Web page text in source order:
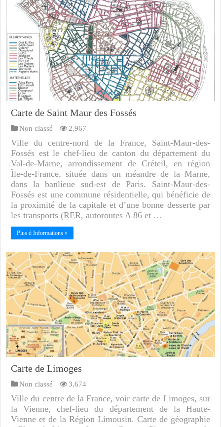
Carte de Saint Maur des Fossés
Non classé 2,967
Ville du centre-nord de la France, Saint-Maur-des-
Fossés est le chef-lieu de canton du département du
Val-de-Marne, arrondissement de Créteil, en région
Île-de-France, située dans un méandre de la Marne,
dans la banlieue sud-est de Paris. Saint-Maur-des-
Fossés est une commune résidentielle, qui bénéficie de
la proximité de la capitale et d’une bonne desserte par
les transports (RER, autoroutes A 86 et …
Plus d Informations »
Carte de Limoges
Non classé 3,674
Ville du centre de la France, voir carte de Limoges, sur
la Vienne, chef-lieu du département de la Haute-
Vienne et de la Région Limousin. Carte de géographie